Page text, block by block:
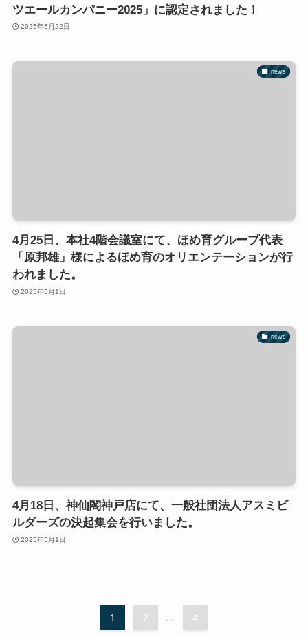
ツエールカンパニー2025」に認定されました！
2025年5月22日
news
4月25日、本社4階会議室にて、ほめ育グループ代表
「原邦雄」様によるほめ育のオリエンテーションが行
われました。
2025年5月1日
news
4月18日、神仙閣神戸店にて、一般社団法人アスミビ
ルダーズの決起集会を行いました。
2025年5月1日
1 2 ... 4